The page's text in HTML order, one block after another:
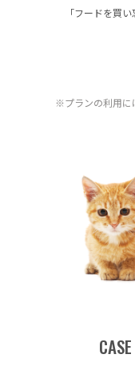
「フードを買
※プランの利用に
CASE